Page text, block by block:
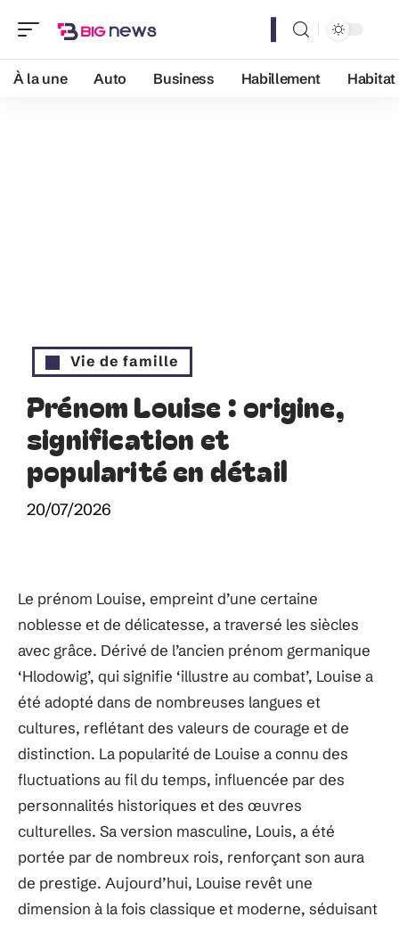
À la une Auto Business Habillement Habitat
Vie de famille
Prénom Louise : origine,
signification et
popularité en détail
20/07/2026
Le prénom Louise, empreint d’une certaine
noblesse et de délicatesse, a traversé les siècles
avec grâce. Dérivé de l’ancien prénom germanique
‘Hlodowig’, qui signifie ‘illustre au combat’, Louise a
été adopté dans de nombreuses langues et
cultures, reflétant des valeurs de courage et de
distinction. La popularité de Louise a connu des
fluctuations au fil du temps, influencée par des
personnalités historiques et des œuvres
culturelles. Sa version masculine, Louis, a été
portée par de nombreux rois, renforçant son aura
de prestige. Aujourd’hui, Louise revêt une
dimension à la fois classique et moderne, séduisant